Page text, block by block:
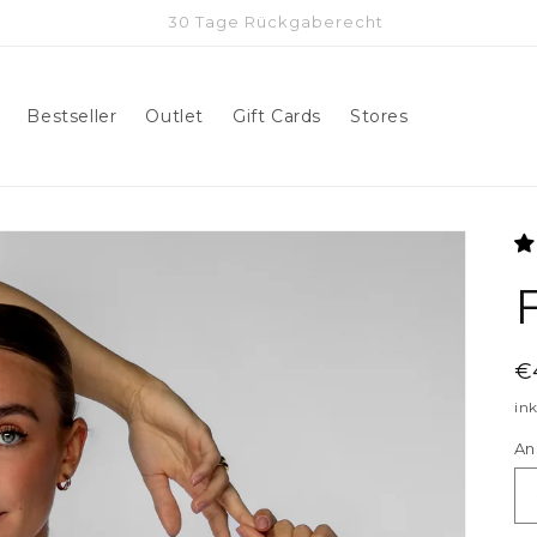
Verschlüsselter Zahlungsverkehr
Bestseller Outlet Gift Cards Stores